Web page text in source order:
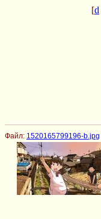
[d
Файл: 1520165799196-b.jpg